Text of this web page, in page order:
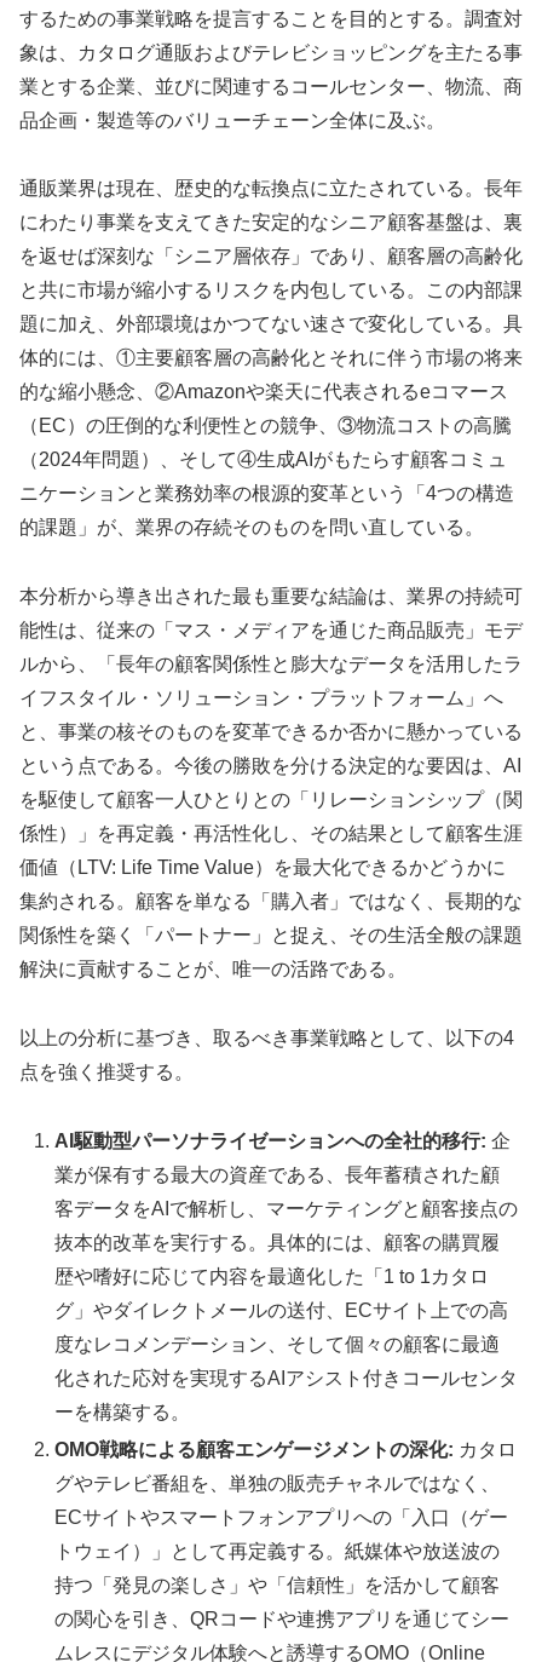
するための事業戦略を提言することを目的とする。調査対
象は、カタログ通販およびテレビショッピングを主たる事
業とする企業、並びに関連するコールセンター、物流、商
品企画・製造等のバリューチェーン全体に及ぶ。
通販業界は現在、歴史的な転換点に立たされている。長年
にわたり事業を支えてきた安定的なシニア顧客基盤は、裏
を返せば深刻な「シニア層依存」であり、顧客層の高齢化
と共に市場が縮小するリスクを内包している。この内部課
題に加え、外部環境はかつてない速さで変化している。具
体的には、①主要顧客層の高齢化とそれに伴う市場の将来
的な縮小懸念、②Amazonや楽天に代表されるeコマース
（EC）の圧倒的な利便性との競争、③物流コストの高騰
（2024年問題）、そして④生成AIがもたらす顧客コミュ
ニケーションと業務効率の根源的変革という「4つの構造
的課題」が、業界の存続そのものを問い直している。
本分析から導き出された最も重要な結論は、業界の持続可
能性は、従来の「マス・メディアを通じた商品販売」モデ
ルから、「長年の顧客関係性と膨大なデータを活用したラ
イフスタイル・ソリューション・プラットフォーム」へ
と、事業の核そのものを変革できるか否かに懸かっている
という点である。今後の勝敗を分ける決定的な要因は、AI
を駆使して顧客一人ひとりとの「リレーションシップ（関
係性）」を再定義・再活性化し、その結果として顧客生涯
価値（LTV: Life Time Value）を最大化できるかどうかに
集約される。顧客を単なる「購入者」ではなく、長期的な
関係性を築く「パートナー」と捉え、その生活全般の課題
解決に貢献することが、唯一の活路である。
以上の分析に基づき、取るべき事業戦略として、以下の4
点を強く推奨する。
AI駆動型パーソナライゼーションへの全社的移行: 企
業が保有する最大の資産である、長年蓄積された顧
客データをAIで解析し、マーケティングと顧客接点の
抜本的改革を実行する。具体的には、顧客の購買履
歴や嗜好に応じて内容を最適化した「1 to 1カタロ
グ」やダイレクトメールの送付、ECサイト上での高
度なレコメンデーション、そして個々の顧客に最適
化された応対を実現するAIアシスト付きコールセンタ
ーを構築する。
OMO戦略による顧客エンゲージメントの深化: カタロ
グやテレビ番組を、単独の販売チャネルではなく、
ECサイトやスマートフォンアプリへの「入口（ゲー
トウェイ）」として再定義する。紙媒体や放送波の
持つ「発見の楽しさ」や「信頼性」を活かして顧客
の関心を引き、QRコードや連携アプリを通じてシー
ムレスにデジタル体験へと誘導するOMO（Online